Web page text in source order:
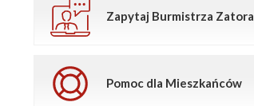
Zapytaj Burmistrza Zatora
Pomoc dla Mieszkańców